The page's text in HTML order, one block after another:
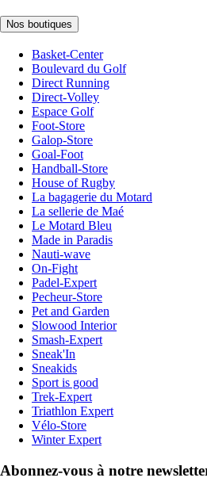
Nos boutiques
Basket-Center
Boulevard du Golf
Direct Running
Direct-Volley
Espace Golf
Foot-Store
Galop-Store
Goal-Foot
Handball-Store
House of Rugby
La bagagerie du Motard
La sellerie de Maé
Le Motard Bleu
Made in Paradis
Nauti-wave
On-Fight
Padel-Expert
Pecheur-Store
Pet and Garden
Slowood Interior
Smash-Expert
Sneak'In
Sneakids
Sport is good
Trek-Expert
Triathlon Expert
Vélo-Store
Winter Expert
Abonnez-vous à notre